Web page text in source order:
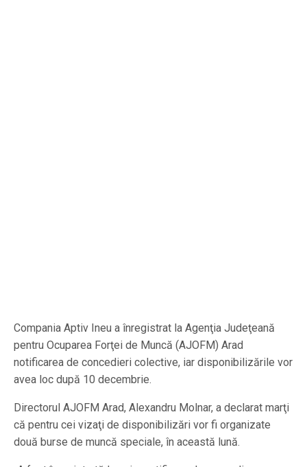
Compania Aptiv Ineu a înregistrat la Agenţia Judeţeană
pentru Ocuparea Forţei de Muncă (AJOFM) Arad
notificarea de concedieri colective, iar disponibilizările vor
avea loc după 10 decembrie.
Directorul AJOFM Arad, Alexandru Molnar, a declarat marţi
că pentru cei vizaţi de disponibilizări vor fi organizate
două burse de muncă speciale, în această lună.